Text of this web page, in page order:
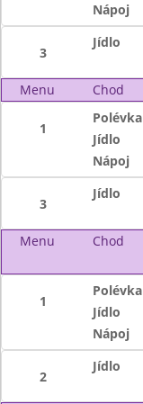
Nápoj
3
Jídlo
Menu Chod
1
Polévka
Jídlo
Nápoj
3
Jídlo
Menu Chod
1
Polévka
Jídlo
Nápoj
2
Jídlo